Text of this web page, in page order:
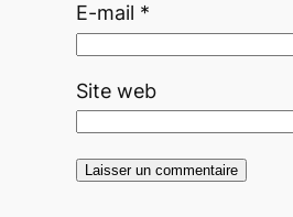
E-mail *
Site web